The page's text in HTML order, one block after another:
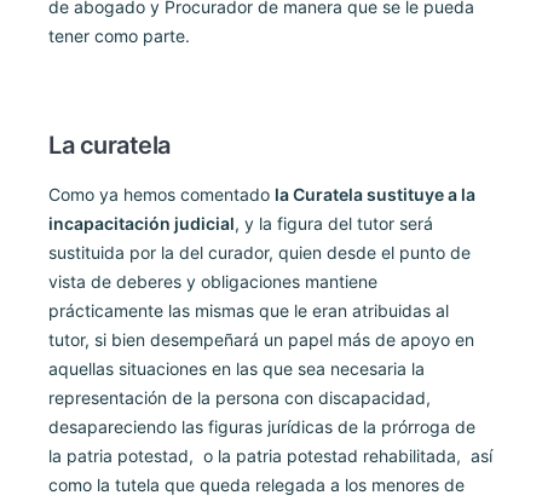
de abogado y Procurador de manera que se le pueda
tener como parte.
La curatela
Como ya hemos comentado la Curatela sustituye a la
incapacitación judicial, y la figura del tutor será
sustituida por la del curador, quien desde el punto de
vista de deberes y obligaciones mantiene
prácticamente las mismas que le eran atribuidas al
tutor, si bien desempeñará un papel más de apoyo en
aquellas situaciones en las que sea necesaria la
representación de la persona con discapacidad,
desapareciendo las figuras jurídicas de la prórroga de
la patria potestad, o la patria potestad rehabilitada, así
como la tutela que queda relegada a los menores de